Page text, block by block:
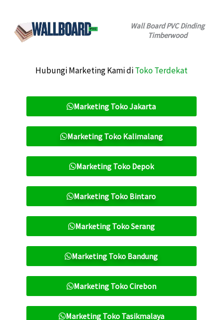
Wall Board PVC Dinding
Timberwood
Hubungi Marketing Kami diToko Terdekat
Marketing Toko Jakarta
Marketing Toko Kalimalang
Marketing Toko Depok
Marketing Toko Bintaro
Marketing Toko Serang
Marketing Toko Bandung
Marketing Toko Cirebon
Marketing Toko Tasikmalaya